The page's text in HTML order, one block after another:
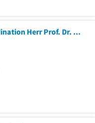
Urologische Privatpraxis / Ordination Herr Prof. Dr. med. Dr. h.c. Eduard Becht